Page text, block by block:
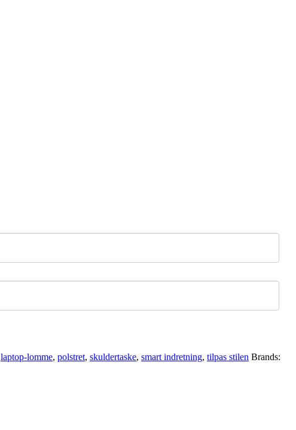
laptop-lomme, polstret, skuldertaske, smart indretning, tilpas stilen Brands: